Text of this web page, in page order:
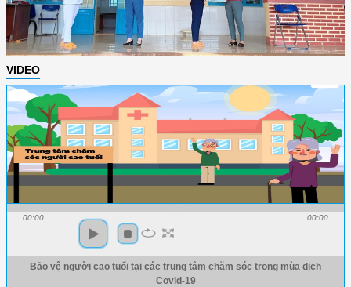
VIDEO
00:00 00:00
Bảo vệ người cao tuổi tại các trung tâm chăm sóc trong mùa dịch
Covid-19